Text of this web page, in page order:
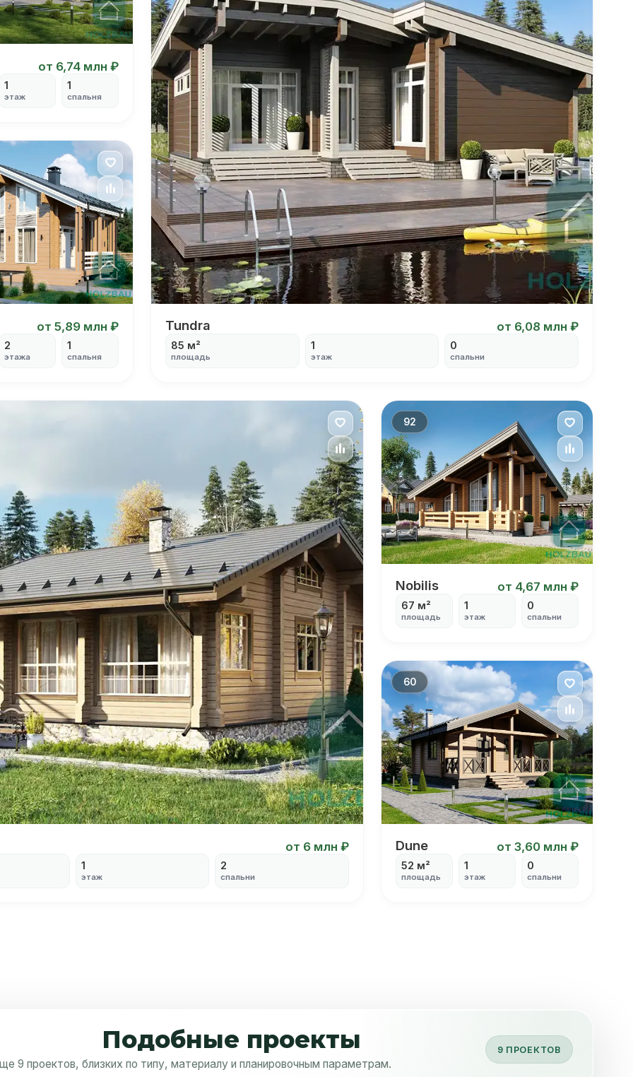
Я согласен наобработку персональных данных
от 6,74 млн ₽
1
этаж
1
спальня
Tundra
Tundra от 6,08 млн ₽
85 м²
площадь
1
этаж
0
спальни
от 5,89 млн ₽
2
этажа
1
спальня
от 6 млн ₽
1
этаж
2
спальни
92
Nobilis
Nobilis от 4,67 млн ₽
67 м²
площадь
1
этаж
0
спальни
60
Dune
Dune от 3,60 млн ₽
52 м²
площадь
1
этаж
0
спальни
Подобные проекты
9 проектов, близких по типу, материалу и планировочным параметрам.
9 ПРОЕКТОВ